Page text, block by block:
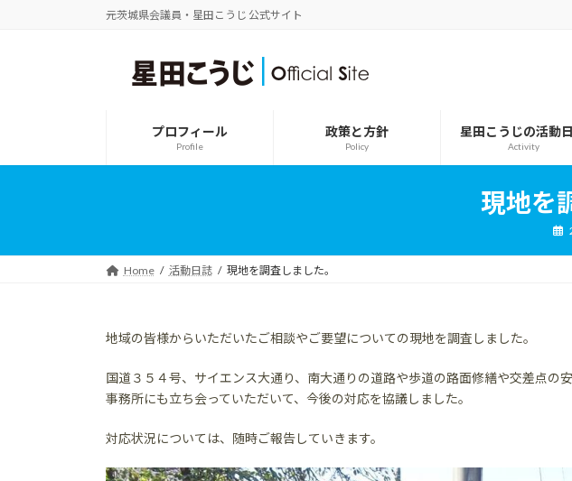
元茨城県会議員・星田こうじ 公式サイト
プロフィール
Profile
政策と方針
Policy
星田こうじの活動
Activity
現地を
Home 活動日誌 現地を調査しました。
地域の皆様からいただいたご相談やご要望についての現地を調査しました。
国道３５４号、サイエンス大通り、南大通りの道路や歩道の路面修繕や交差点の
事務所にも立ち会っていただいて、今後の対応を協議しました。
対応状況については、随時ご報告していきます。